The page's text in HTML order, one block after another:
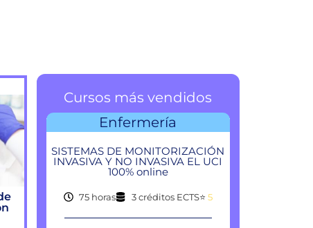
Cursos más vendidos
Enfermería
SISTEMAS DE MONITORIZACIÓN
INVASIVA Y NO INVASIVA EL UCI
100% online
75 horas 3 créditos ECTS⭐ 5